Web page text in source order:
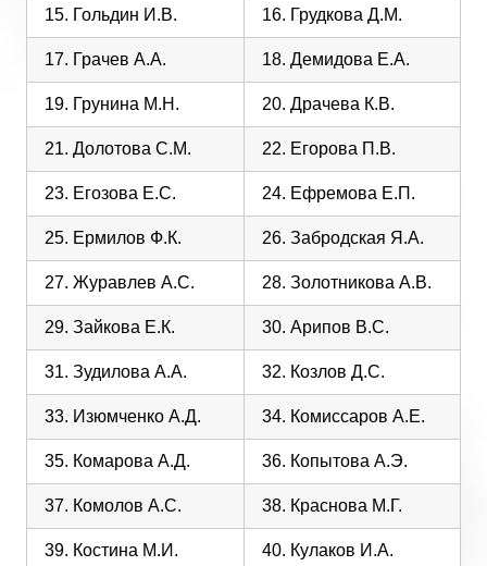
15. Гольдин И.В. 16. Грудкова Д.М.
17. Грачев А.А. 18. Демидова Е.А.
19. Грунина М.Н. 20. Драчева К.В.
21. Долотова С.М. 22. Егорова П.В.
23. Егозова Е.С. 24. Ефремова Е.П.
25. Ермилов Ф.К. 26. Забродская Я.А.
27. Журавлев А.С. 28. Золотникова А.В.
29. Зайкова Е.К. 30. Арипов В.С.
31. Зудилова А.А. 32. Козлов Д.С.
33. Изюмченко А.Д. 34. Комиссаров А.Е.
35. Комарова А.Д. 36. Копытова А.Э.
37. Комолов А.С. 38. Краснова М.Г.
39. Костина М.И. 40. Кулаков И.А.